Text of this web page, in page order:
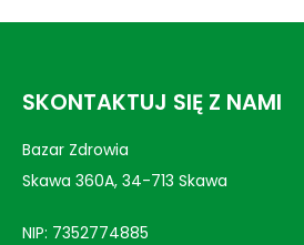
SKONTAKTUJ SIĘ Z NAMI
Bazar Zdrowia
Skawa 360A, 34-713 Skawa
NIP: 7352774885